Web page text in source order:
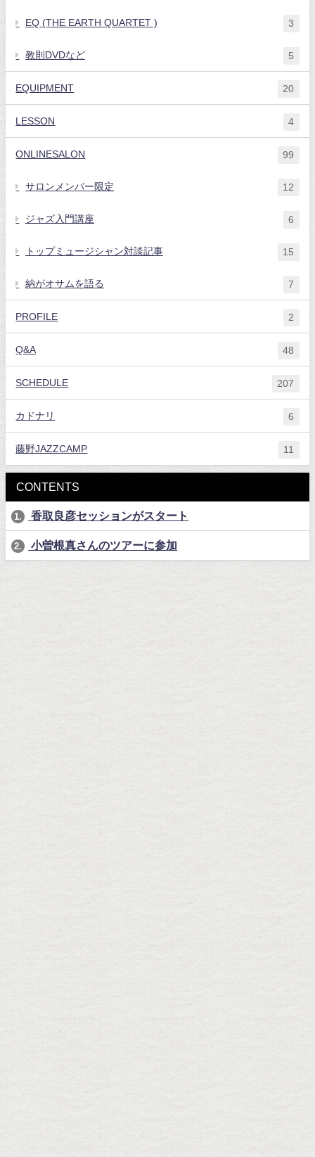
EQ (THE EARTH QUARTET ) 3
教則DVDなど 5
EQUIPMENT 20
LESSON 4
ONLINESALON 99
サロンメンバー限定 12
ジャズ入門講座 6
トップミュージシャン対談記事 15
納がオサムを語る 7
PROFILE 2
Q&A 48
SCHEDULE 207
カドナリ 6
藤野JAZZCAMP 11
CONTENTS
1. 香取良彦セッションがスタート
2. 小曽根真さんのツアーに参加